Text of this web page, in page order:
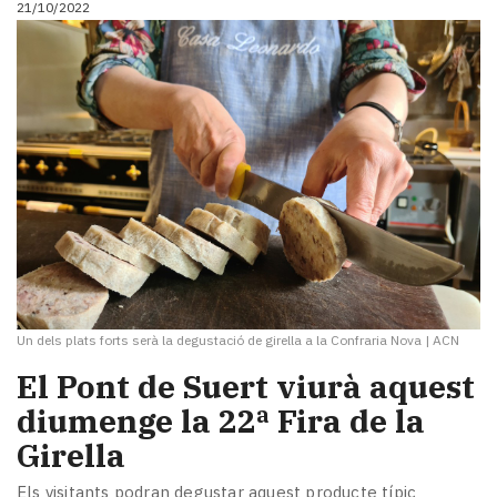
i
turisme
Cultura
Esports
Mai
tant!
TV
i
mitjans
temps
Reportatges
Entrevistes
Enquestes
A
escena!
Dis
la
21/10/2022
Un dels plats forts serà la degustació de girella a la Confraria Nova | ACN
El Pont de Suert viurà aquest
diumenge la 22ª Fira de la
Girella
Els visitants podran degustar aquest producte típic